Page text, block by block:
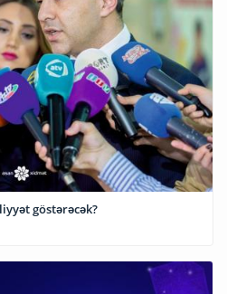
göstərəcək?